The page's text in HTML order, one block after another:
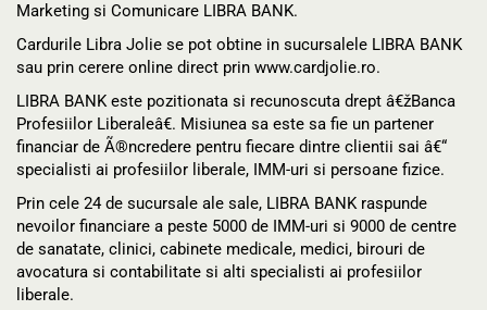
Marketing si Comunicare LIBRA BANK.
Cardurile Libra Jolie se pot obtine in sucursalele LIBRA BANK
sau prin cerere online direct prin www.cardjolie.ro.
LIBRA BANK este pozitionata si recunoscuta drept â€žBanca
Profesiilor Liberaleâ€. Misiunea sa este sa fie un partener
financiar de Ã®ncredere pentru fiecare dintre clientii sai â€“
specialisti ai profesiilor liberale, IMM-uri si persoane fizice.
Prin cele 24 de sucursale ale sale, LIBRA BANK raspunde
nevoilor financiare a peste 5000 de IMM-uri si 9000 de centre
de sanatate, clinici, cabinete medicale, medici, birouri de
avocatura si contabilitate si alti specialisti ai profesiilor
liberale.